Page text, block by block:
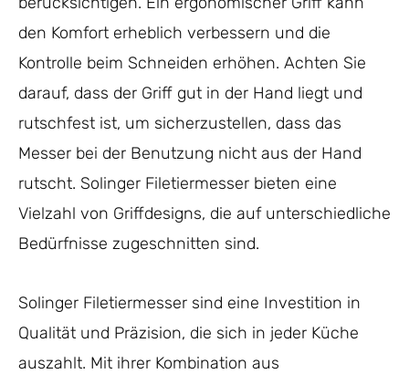
den Komfort erheblich verbessern und die
Kontrolle beim Schneiden erhöhen. Achten Sie
darauf, dass der Griff gut in der Hand liegt und
rutschfest ist, um sicherzustellen, dass das
Messer bei der Benutzung nicht aus der Hand
rutscht. Solinger Filetiermesser bieten eine
Vielzahl von Griffdesigns, die auf unterschiedliche
Bedürfnisse zugeschnitten sind.
Solinger Filetiermesser sind eine Investition in
Qualität und Präzision, die sich in jeder Küche
auszahlt. Mit ihrer Kombination aus